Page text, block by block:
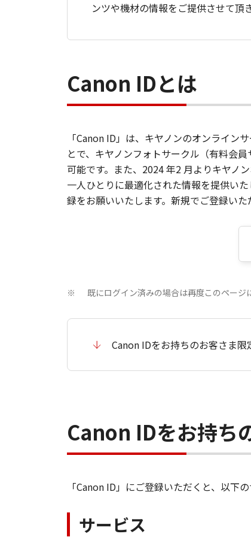
ンツや機材の情報をご提供させて頂
Canon IDとは
「Canon ID」は、キヤノンのオンライン
とで、キヤノンフォトサークル（有料会
可能です。また、2024 年2 月よりキヤノ
一人ひとりに最適化された情報を提供い
録をお願いいたします。新規でご登録い
※ 既にログイン済みの場合は再度このページ
Canon IDをお持ちのお客さま限
Canon IDをお持ち
「Canon ID」にご登録いただくと、以下
サービス